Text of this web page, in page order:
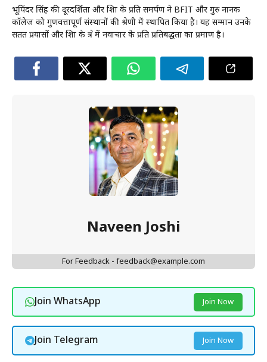
भूपिंदर सिंह की दूरदर्शिता और शिक्षा के प्रति समर्पण ने BFIT और गुरु नानक
कॉलेज को गुणवत्तापूर्ण संस्थानों की श्रेणी में स्थापित किया है। यह सम्मान उनके
सतत प्रयासों और शिक्षा के क्षेत्र में नवाचार के प्रति प्रतिबद्धता का प्रमाण है।
Naveen Joshi
For Feedback - feedback@example.com
Join WhatsApp Join Now
Join Telegram Join Now